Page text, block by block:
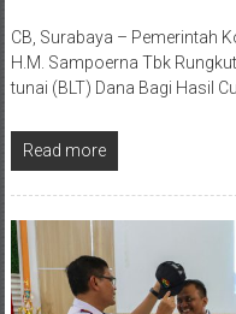
CB, Surabaya – Pemerintah
H.M. Sampoerna Tbk
tunai (BLT) Dana Bagi Hasil
Read more